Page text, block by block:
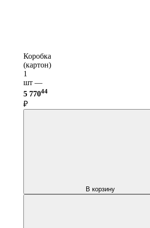
Коробка
(картон)
1
шт —
5 77044
₽
В корзину